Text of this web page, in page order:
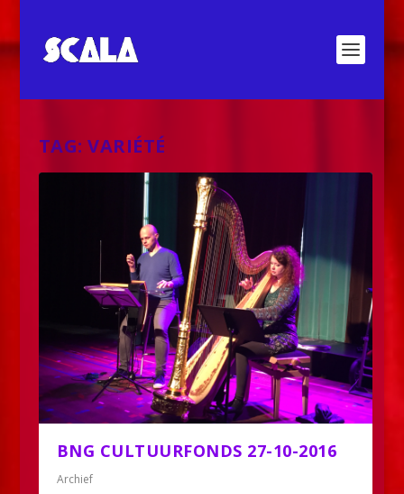
TAG:VARIÉTÉ
BNG CULTUURFONDS 27-10-2016
Archief